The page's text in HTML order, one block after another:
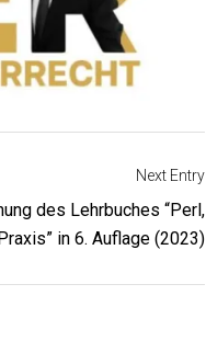
Next Entry
des Lehrbuches “Perl,
in 6. Auflage (2023)